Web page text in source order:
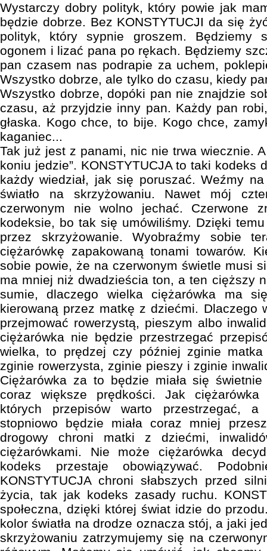
Wystarczy dobry polityk, który powie jak
będzie dobrze. Bez KONSTYTUCJI da się
polityk, który sypnie groszem. Będziemy
ogonem i lizać pana po rękach. Będziemy
pan czasem nas podrapie za uchem,
Wszystko dobrze, ale tylko do czasu, kiedy
Wszystko dobrze, dopóki pan nie znajdzie
czasu, aż przyjdzie inny pan. Każdy pan
głaska. Kogo chce, to bije. Kogo chce,
kaganiec...
Tak już jest z panami, nic nie trwa wiecznie.
koniu jedzie”. KONSTYTUCJA to taki kodeks
każdy wiedział, jak się poruszać. Weźmy
światło na skrzyżowaniu. Nawet mój
czerwonym nie wolno jechać. Czerwone
kodeksie, bo tak się umówiliśmy. Dzięki
przez skrzyżowanie. Wyobraźmy sobie
ciężarówkę zapakowaną tonami towarów.
sobie powie, że na czerwonym świetle musi
ma mniej niż dwadzieścia ton, a ten cięższy
sumie, dlaczego wielka ciężarówka ma
kierowaną przez matkę z dziećmi. Dlaczego
przejmować rowerzystą, pieszym albo
ciężarówka nie będzie przestrzegać
wielka, to prędzej czy później zginie
zginie rowerzysta, zginie pieszy i zginie
Ciężarówka za to będzie miała się
coraz większe prędkości. Jak
których przepisów warto przestrzegać,
stopniowo będzie miała coraz mniej
drogowy chroni matki z dziećmi,
ciężarówkami. Nie może ciężarówka
kodeks przestaje obowiązywać.
KONSTYTUCJA chroni słabszych przed
życia, tak jak kodeks zasady ruchu.
społeczna, dzięki której świat idzie do
kolor światła na drodze oznacza stój, a jaki
skrzyżowaniu zatrzymujemy się na